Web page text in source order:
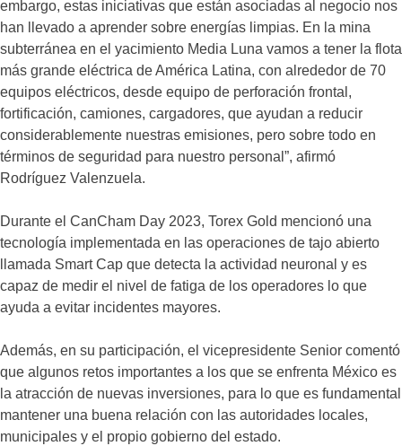
embargo, estas iniciativas que están asociadas al negocio nos
han llevado a aprender sobre energías limpias. En la mina
subterránea en el yacimiento Media Luna vamos a tener la flota
más grande eléctrica de América Latina, con alrededor de 70
equipos eléctricos, desde equipo de perforación frontal,
fortificación, camiones, cargadores, que ayudan a reducir
considerablemente nuestras emisiones, pero sobre todo en
términos de seguridad para nuestro personal”, afirmó
Rodríguez Valenzuela.
Durante el CanCham Day 2023, Torex Gold mencionó una
tecnología implementada en las operaciones de tajo abierto
llamada Smart Cap que detecta la actividad neuronal y es
capaz de medir el nivel de fatiga de los operadores lo que
ayuda a evitar incidentes mayores.
Además, en su participación, el vicepresidente Senior comentó
que algunos retos importantes a los que se enfrenta México es
la atracción de nuevas inversiones, para lo que es fundamental
mantener una buena relación con las autoridades locales,
municipales y el propio gobierno del estado.